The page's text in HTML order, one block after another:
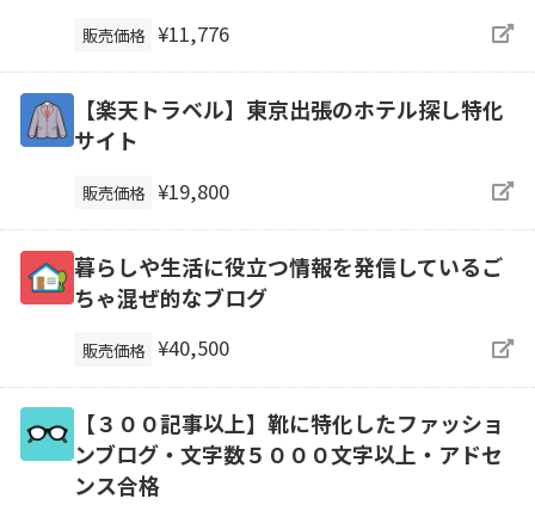
販売価格 ¥11,776
【楽天トラベル】東京出張のホテル探し特化
サイト
販売価格 ¥19,800
暮らしや生活に役立つ情報を発信しているご
ちゃ混ぜ的なブログ
販売価格 ¥40,500
【３００記事以上】靴に特化したファッショ
ンブログ・文字数５０００文字以上・アドセ
ンス合格